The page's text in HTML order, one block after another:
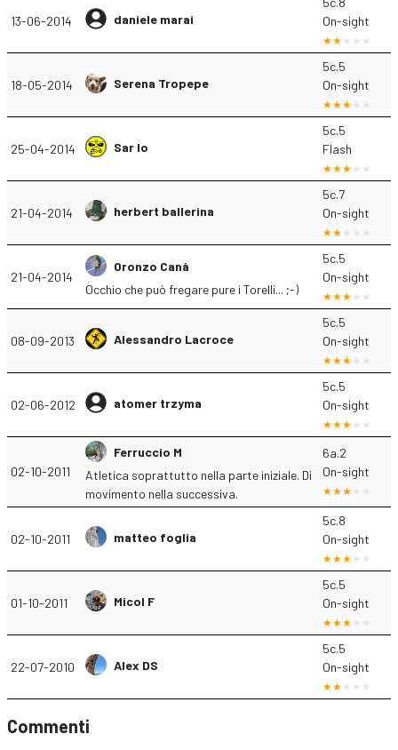
13-06-2014 daniele marai
On-sight
18-05-2014 Serena Tropepe
5c.5
On-sight
25-04-2014 Sar lo
5c.5
Flash
21-04-2014 herbert ballerina
5c.7
On-sight
21-04-2014
Oronzo Canà
Occhio che può fregare pure i Torelli... ;-)
5c.5
On-sight
08-09-2013 Alessandro Lacroce
5c.5
On-sight
02-06-2012 atomer trzyma
5c.5
On-sight
02-10-2011
Ferruccio M
Atletica soprattutto nella parte iniziale. Di
movimento nella successiva.
6a.2
On-sight
02-10-2011 matteo foglia
5c.8
On-sight
01-10-2011 Micol F
5c.5
On-sight
22-07-2010 Alex DS
5c.5
On-sight
Commenti